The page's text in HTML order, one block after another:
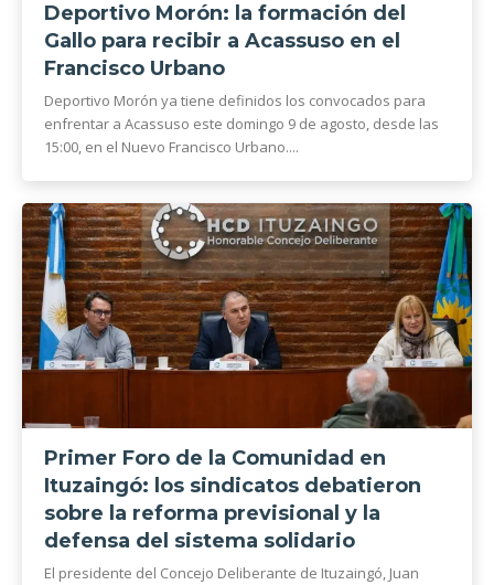
Deportivo Morón: la formación del
Gallo para recibir a Acassuso en el
Francisco Urbano
Deportivo Morón ya tiene definidos los convocados para
enfrentar a Acassuso este domingo 9 de agosto, desde las
15:00, en el Nuevo Francisco Urbano....
Primer Foro de la Comunidad en
Ituzaingó: los sindicatos debatieron
sobre la reforma previsional y la
defensa del sistema solidario
El presidente del Concejo Deliberante de Ituzaingó, Juan